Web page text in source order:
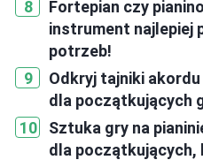
Fortepian czy
instrument najlepiej
potrzeb!
Odkryj tajniki
dla początkujących
Sztuka gry na
dla początkujących,